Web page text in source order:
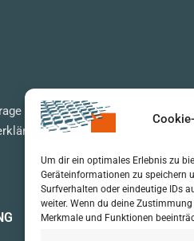
Um dir ein optimales Erlebnis zu
Geräteinformationen zu speichern
Surfverhalten oder eindeutige IDs
weiter. Wenn du deine
Merkmale und Funktionen